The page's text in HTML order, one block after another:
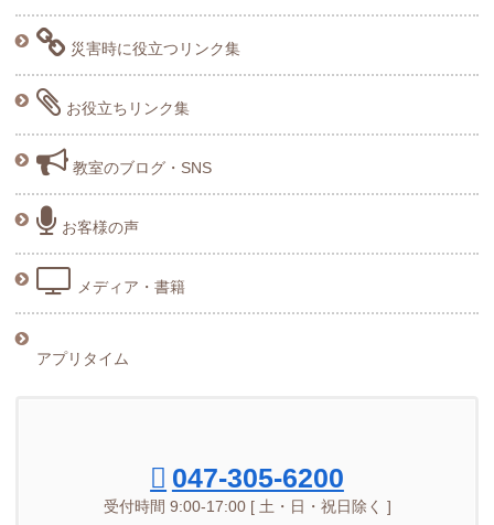
災害時に役立つリンク集
お役立ちリンク集
教室のブログ・SNS
お客様の声
メディア・書籍
アプリタイム
047-305-6200
受付時間 9:00-17:00 [ 土・日・祝日除く ]